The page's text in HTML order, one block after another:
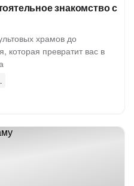
знакомство с
храмов до
которая превратит вас в